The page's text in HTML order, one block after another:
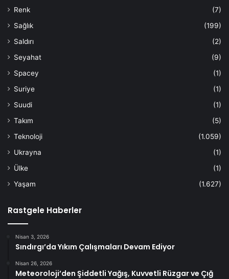
Renk
(7)
Sağlık
(199)
Saldırı
(2)
Seyahat
(9)
Spacey
(1)
Suriye
(1)
Suudi
(1)
Takım
(5)
Teknoloji
(1.059)
Ukrayna
(1)
Ülke
(1)
Yaşam
(1.627)
Rastgele Haberler
Nisan 3, 2026
Sındırgı’da Yıkım Çalışmaları Devam Ediyor
Nisan 26, 2026
Meteoroloji’den Şiddetli Yağış, Kuvvetli Rüzgar ve Çığ